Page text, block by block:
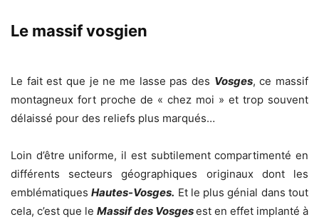
Le massif vosgien
Le fait est que je ne me lasse pas des Vosges, ce massif
montagneux fort proche de « chez moi » et trop souvent
délaissé pour des reliefs plus marqués…
Loin d’être uniforme, il est subtilement compartimenté en
différents secteurs géographiques originaux dont les
emblématiquesHautes-Vosges. Et le plus génial dans tout
cela, c’est que le Massif des Vosgesest en effet implanté à